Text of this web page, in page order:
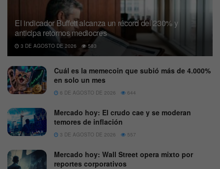
El indicador Buffett alcanza un récord del 230% y
anticipa retornos mediocres
3 DE AGOSTO DE 2026 583
Cuál es la memecoin que subió más de 4.000%
en solo un mes
6 DE AGOSTO DE 2026 644
Mercado hoy: El crudo cae y se moderan
temores de inflación
3 DE AGOSTO DE 2026 557
Mercado hoy: Wall Street opera mixto por
reportes corporativos